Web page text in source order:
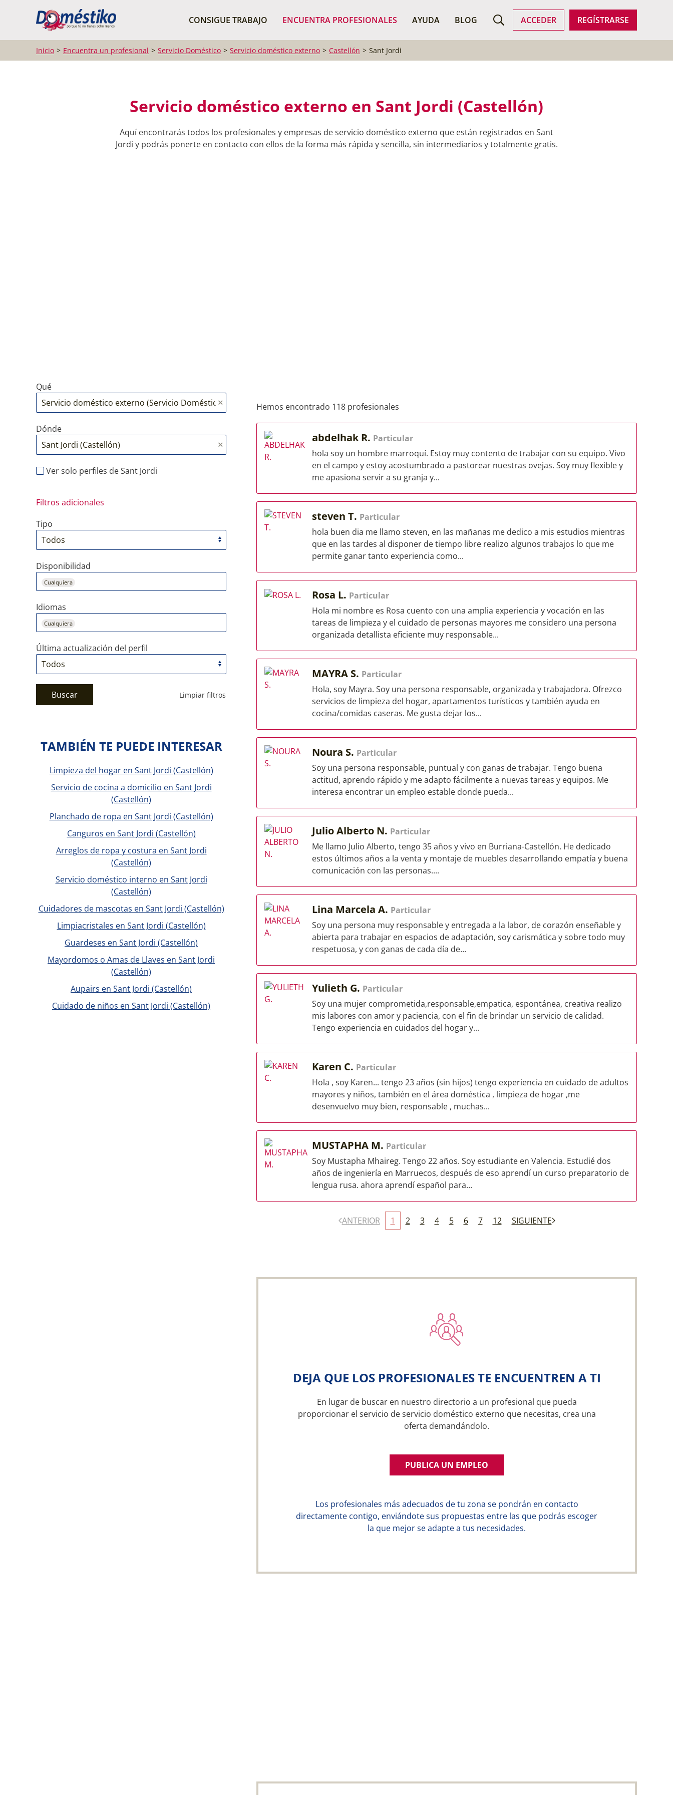
CONSIGUE TRABAJO ENCUENTRA PROFESIONALES AYUDA BLOG ACCEDER REGÍSTRARSE
BUSCAR PROFESIONALES
Inicio Encuentra un profesional Servicio Doméstico Servicio doméstico externo Castellón Sant Jordi
Servicio doméstico externo en Sant Jordi (Castellón)
Aquí encontrarás todos los profesionales y empresas de servicio doméstico externo que están registrados en Sant
Jordi y podrás ponerte en contacto con ellos de la forma más rápida y sencilla, sin intermediarios y totalmente gratis.
Qué
Dónde
Ver solo perfiles de Sant Jordi
Filtros adicionales
Tipo
Disponibilidad
Cualquiera
Idiomas
Cualquiera
Última actualización del perfil
Buscar Limpiar filtros
Hemos encontrado 118 profesionales
abdelhak R. Particular
hola soy un hombre marroquí. Estoy muy contento de trabajar con su equipo. Vivo
en el campo y estoy acostumbrado a pastorear nuestras ovejas. Soy muy flexible y
me apasiona servir a su granja y...
steven T. Particular
hola buen dia me llamo steven, en las mañanas me dedico a mis estudios mientras
que en las tardes al disponer de tiempo libre realizo algunos trabajos lo que me
permite ganar tanto experiencia como...
Rosa L. Particular
Hola mi nombre es Rosa cuento con una amplia experiencia y vocación en las
tareas de limpieza y el cuidado de personas mayores me considero una persona
organizada detallista eficiente muy responsable...
MAYRA S. Particular
Hola, soy Mayra. Soy una persona responsable, organizada y trabajadora. Ofrezco
servicios de limpieza del hogar, apartamentos turísticos y también ayuda en
cocina/comidas caseras. Me gusta dejar los...
Noura S. Particular
Soy una persona responsable, puntual y con ganas de trabajar. Tengo buena
actitud, aprendo rápido y me adapto fácilmente a nuevas tareas y equipos. Me
interesa encontrar un empleo estable donde pueda...
Julio Alberto N. Particular
Me llamo Julio Alberto, tengo 35 años y vivo en Burriana-Castellón. He dedicado
estos últimos años a la venta y montaje de muebles desarrollando empatía y buena
comunicación con las personas....
Lina Marcela A. Particular
Soy una persona muy responsable y entregada a la labor, de corazón enseñable y
abierta para trabajar en espacios de adaptación, soy carismática y sobre todo muy
respetuosa, y con ganas de cada día de...
Yulieth G. Particular
Soy una mujer comprometida,responsable,empatica, espontánea, creativa realizo
mis labores con amor y paciencia, con el fin de brindar un servicio de calidad.
Tengo experiencia en cuidados del hogar y...
Karen C. Particular
Hola , soy Karen... tengo 23 años (sin hijos) tengo experiencia en cuidado de adultos
mayores y niños, también en el área doméstica , limpieza de hogar ,me
desenvuelvo muy bien, responsable , muchas...
MUSTAPHA M. Particular
Soy Mustapha Mhaireg. Tengo 22 años. Soy estudiante en Valencia. Estudié dos
años de ingeniería en Marruecos, después de eso aprendí un curso preparatorio de
lengua rusa. ahora aprendí español para...
ANTERIOR 1 2 3 4 5 6 7 12 SIGUIENTE
DEJA QUE LOS PROFESIONALES TE ENCUENTREN A TI
En lugar de buscar en nuestro directorio a un profesional que pueda
proporcionar el servicio de servicio doméstico externo que necesitas, crea una
oferta demandándolo.
PUBLICA UN EMPLEO
Los profesionales más adecuados de tu zona se pondrán en contacto
directamente contigo, enviándote sus propuestas entre las que podrás escoger
la que mejor se adapte a tus necesidades.
TAMBIÉN TE PUEDE INTERESAR
Limpieza del hogar en Sant Jordi (Castellón)
Servicio de cocina a domicilio en Sant Jordi
(Castellón)
Planchado de ropa en Sant Jordi (Castellón)
Canguros en Sant Jordi (Castellón)
Arreglos de ropa y costura en Sant Jordi
(Castellón)
Servicio doméstico interno en Sant Jordi
(Castellón)
Cuidadores de mascotas en Sant Jordi (Castellón)
Limpiacristales en Sant Jordi (Castellón)
Guardeses en Sant Jordi (Castellón)
Mayordomos o Amas de Llaves en Sant Jordi
(Castellón)
Aupairs en Sant Jordi (Castellón)
Cuidado de niños en Sant Jordi (Castellón)